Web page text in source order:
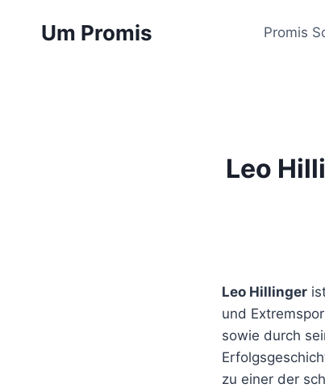
Um Promis Promis
Leo
Leo Hillinger
und
sowie durch
zu einer der